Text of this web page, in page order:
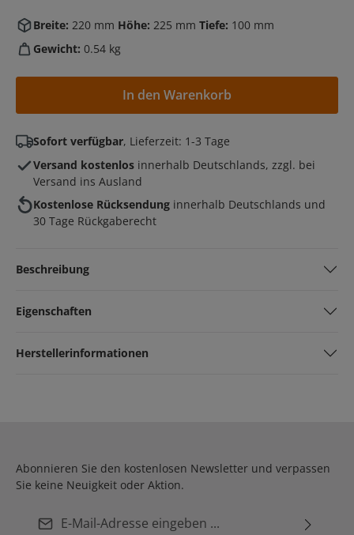
Breite: 220 mm Höhe: 225 mm Tiefe: 100 mm
Gewicht: 0.54 kg
In den Warenkorb
Sofort verfügbar, Lieferzeit: 1-3 Tage
Versand kostenlos innerhalb Deutschlands, zzgl. bei
Versand ins Ausland
Kostenlose Rücksendung innerhalb Deutschlands und
30 Tage Rückgaberecht
Beschreibung
Eigenschaften
Herstellerinformationen
Abonnieren Sie den kostenlosen Newsletter und verpassen
Sie keine Neuigkeit oder Aktion.